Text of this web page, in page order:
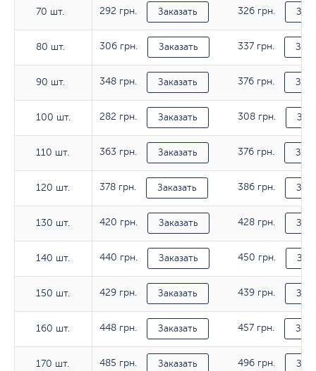
70 шт.
80 шт.
90 шт.
100 шт.
110 шт.
120 шт.
130 шт.
140 шт.
150 шт.
160 шт.
170 шт.
70 шт. 292 грн. Заказать 326 грн.
80 шт. 306 грн. Заказать 337 грн.
90 шт. 348 грн. Заказать 376 грн.
100 шт. 282 грн. Заказать 308 грн.
110 шт. 363 грн. Заказать 376 грн.
120 шт. 378 грн. Заказать 386 грн.
130 шт. 420 грн. Заказать 428 грн.
140 шт. 440 грн. Заказать 450 грн.
150 шт. 429 грн. Заказать 439 грн.
160 шт. 448 грн. Заказать 457 грн.
170 шт. 485 грн. Заказать 496 грн.